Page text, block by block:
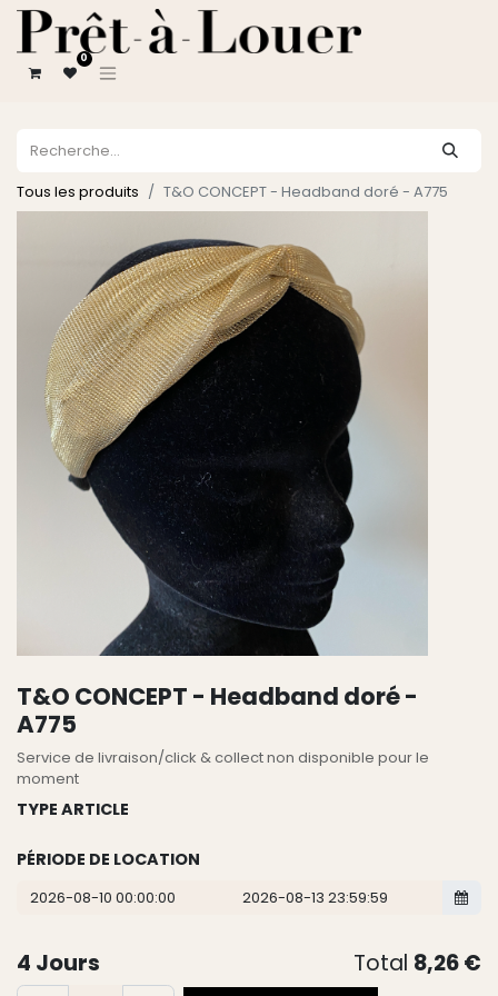
0
Tous les produits T&O CONCEPT - Headband doré - A775
T&O CONCEPT - Headband doré -
A775
Service de livraison/click & collect non disponible pour le
moment
TYPE ARTICLE
PÉRIODE DE LOCATION
4 Jours Total 8,26€